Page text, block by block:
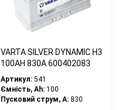
VARTA SILVER DYNAMIC H3
100AH 830A 600402083
Артикул:541
Ємність, Ah:100
Пусковий струм, A:830